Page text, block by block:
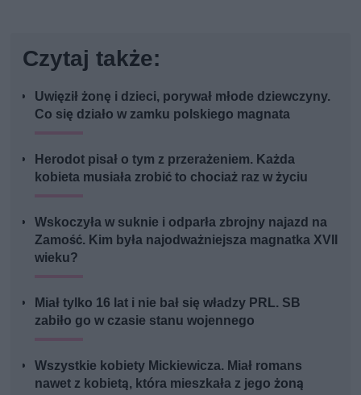
Czytaj także:
Uwięził żonę i dzieci, porywał młode dziewczyny.
Co się działo w zamku polskiego magnata
Herodot pisał o tym z przerażeniem. Każda
kobieta musiała zrobić to chociaż raz w życiu
Wskoczyła w suknie i odparła zbrojny najazd na
Zamość. Kim była najodważniejsza magnatka XVII
wieku?
Miał tylko 16 lat i nie bał się władzy PRL. SB
zabiło go w czasie stanu wojennego
Wszystkie kobiety Mickiewicza. Miał romans
nawet z kobietą, która mieszkała z jego żoną